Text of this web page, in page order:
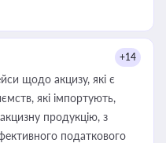
+14
щодо акцизу, які є
які імпортують,
продукцію, з
податкового